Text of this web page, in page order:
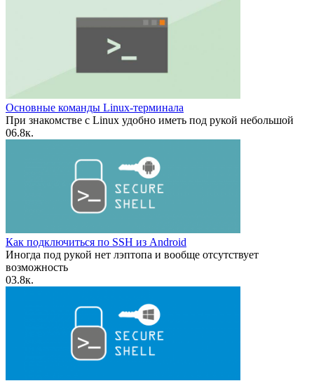
Основные команды Linux-терминала
При знакомстве с Linux удобно иметь под рукой небольшой
06.8к.
Как подключиться по SSH из Android
Иногда под рукой нет лэптопа и вообще отсутствует
возможность
03.8к.